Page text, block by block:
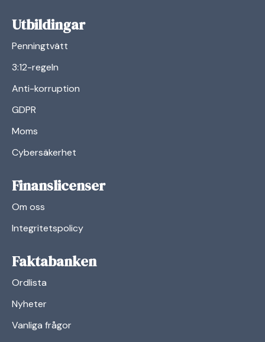
Utbildingar
Penningtvätt
3:12-regeln
Anti-korruption
GDPR
Moms
Cybersäkerhet
Finanslicenser
Om oss
Integritetspolicy
Faktabanken
Ordlista
Nyheter
Vanliga frågor